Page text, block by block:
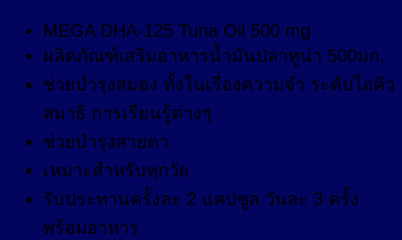
MEGA DHA-125 Tuna Oil 500 mg
ผลิตภัณฑ์เสริมอาหารน้ำมันปลาทูน่า 500มก.
ช่วยบำรุงสมอง ทั้งในเรื่องความจำ ระดับไอคิว
สมาธิ การเรียนรู้ต่างๆ
ช่วยบำรุงสายตา
เหมาะสำหรับทุกวัย
รับประทานครั้งละ 2 แคปซูล วันละ 3 ครั้ง
พร้อมอาหาร